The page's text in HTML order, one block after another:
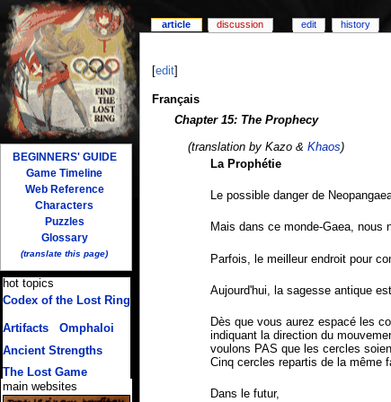
edit]
Français
Chapter 15: The Prophecy
(translation by Kazo & Khaos)
La Prophétie
Le possible danger de
Mais dans ce monde-Gaea,
Parfois, le meilleur endroit pour
Aujourd'hui, la sagesse antique
Dès que vous aurez espacé les
indiquant la direction du
voulons PAS que les cercles
Cinq cercles repartis de la même
Dans le futur,
article discussion edit history
BEGINNERS' GUIDE
Game Timeline
Web Reference
Characters
Puzzles
Glossary
(translate this page)
hot topics
Codex of the Lost Ring
Artifacts/ Omphaloi
Ancient Strengths
The Lost Game
main websites